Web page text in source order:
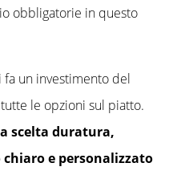
obbligatorie in questo
fa un investimento del
le opzioni sul piatto.
scelta duratura,
e personalizzato